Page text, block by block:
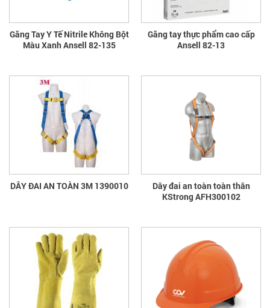
Găng Tay Y Tế Nitrile Không Bột
Màu Xanh Ansell 82-135
Găng tay thực phẩm cao cấp
Ansell 82-13
DÂY ĐAI AN TOÀN 3M 1390010
Dây đai an toàn toàn thân
KStrong AFH300102